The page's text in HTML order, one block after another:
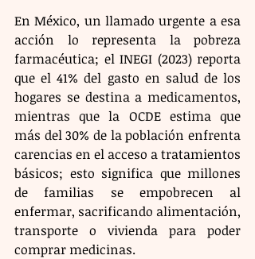
​En México, un llamado urgente a esa
acción lo representa la pobreza
farmacéutica; el INEGI (2023) reporta
que el 41% del gasto en salud de los
hogares se destina a medicamentos,
mientras que la OCDE estima que
más del 30% de la población enfrenta
carencias en el acceso a tratamientos
básicos; esto significa que millones
de familias se empobrecen al
enfermar, sacrificando alimentación,
transporte o vivienda para poder
comprar medicinas.